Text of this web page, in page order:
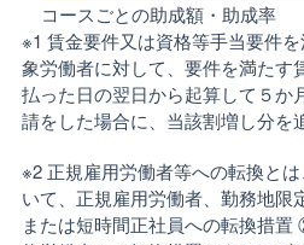
コースごとの助成額・助成率
※1 賃金要件又は資格等手当要件
象労働者に対して、要件を満たす
払った日の翌日から起算して５か
請をした場合に、当該割増し分を
※2 正規雇用労働者等への転換と
いて、正規雇用労働者、勤務地限
または短時間正社員への転換措